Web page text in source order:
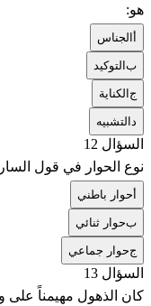
هو:
الجناس
بالتوكيد
جالكناية
التشبيه
السؤال 12
نوع الحوار في قول
حوار باطني
بحوار ثنائي
جحوار جماعي
السؤال 13
كان الذهول مهيمناً على